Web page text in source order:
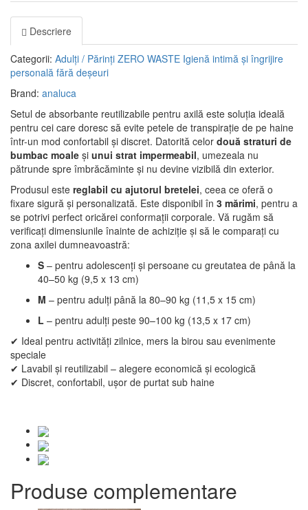
Descriere
Categorii: Adulți / Părinți ZERO WASTE Igienă intimă și îngrijire
personală fără deșeuri
Brand: analuca
Setul de absorbante reutilizabile pentru axilă este soluția ideală
pentru cei care doresc să evite petele de transpirație de pe haine
într-un mod confortabil și discret. Datorită celor două straturi de
bumbac moale și unui strat impermeabil, umezeala nu
pătrunde spre îmbrăcăminte și nu devine vizibilă din exterior.
Produsul este reglabil cu ajutorul bretelei, ceea ce oferă o
fixare sigură și personalizată. Este disponibil în 3 mărimi, pentru a
se potrivi perfect oricărei conformații corporale. Vă rugăm să
verificați dimensiunile înainte de achiziție și să le comparați cu
zona axilei dumneavoastră:
S – pentru adolescenți și persoane cu greutatea de până la
40–50 kg (9,5 x 13 cm)
M – pentru adulți până la 80–90 kg (11,5 x 15 cm)
L – pentru adulți peste 90–100 kg (13,5 x 17 cm)
✔ Ideal pentru activități zilnice, mers la birou sau evenimente
speciale
✔ Lavabil și reutilizabil – alegere economică și ecologică
✔ Discret, confortabil, ușor de purtat sub haine
Produse complementare